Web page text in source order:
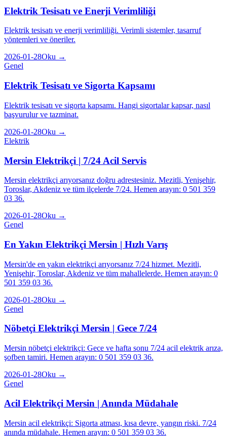
Elektrik Tesisatı ve Enerji Verimliliği
Elektrik tesisatı ve enerji verimliliği. Verimli sistemler, tasarruf
yöntemleri ve öneriler.
2026-01-28Oku →
Genel
Elektrik Tesisatı ve Sigorta Kapsamı
Elektrik tesisatı ve sigorta kapsamı. Hangi sigortalar kapsar, nasıl
başvurulur ve tazminat.
2026-01-28Oku →
Elektrik
Mersin Elektrikçi | 7/24 Acil Servis
Mersin elektrikçi arıyorsanız doğru adrestesiniz. Mezitli, Yenişehir,
Toroslar, Akdeniz ve tüm ilçelerde 7/24. Hemen arayın: 0 501 359
03 36.
2026-01-28Oku →
Genel
En Yakın Elektrikçi Mersin | Hızlı Varış
Mersin'de en yakın elektrikçi arıyorsanız 7/24 hizmet. Mezitli,
Yenişehir, Toroslar, Akdeniz ve tüm mahallelerde. Hemen arayın: 0
501 359 03 36.
2026-01-28Oku →
Genel
Nöbetçi Elektrikçi Mersin | Gece 7/24
Mersin nöbetçi elektrikçi: Gece ve hafta sonu 7/24 acil elektrik arıza,
şofben tamiri. Hemen arayın: 0 501 359 03 36.
2026-01-28Oku →
Genel
Acil Elektrikçi Mersin | Anında Müdahale
Mersin acil elektrikçi: Sigorta atması, kısa devre, yangın riski. 7/24
anında müdahale. Hemen arayın: 0 501 359 03 36.